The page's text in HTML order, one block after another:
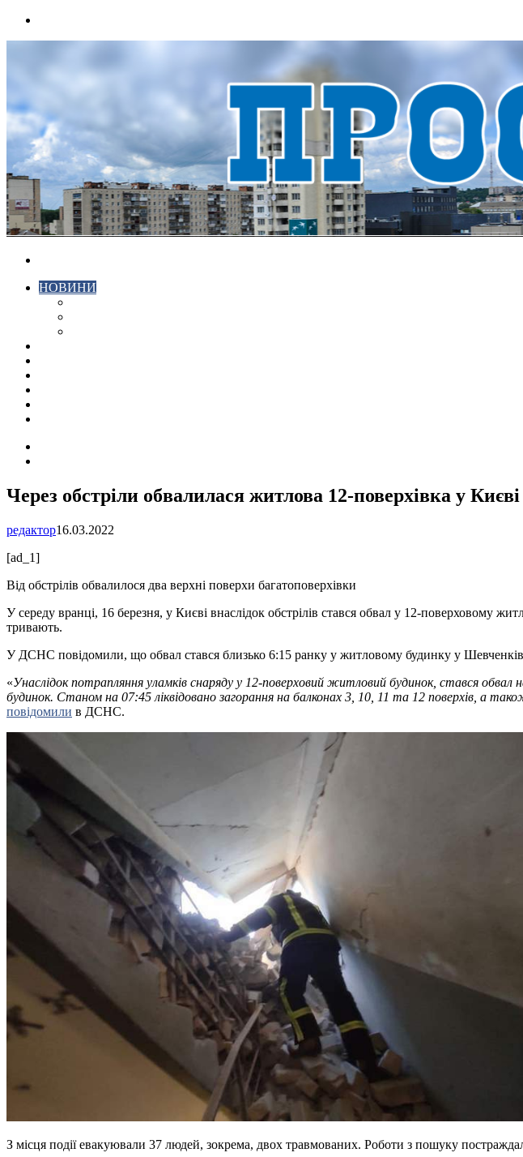
НОВИНИ
Через обстріли обвалилася житлова 12-поверхівка у Києві
редактор16.03.2022
[ad_1]
Від обстрілів обвалилося два верхні поверхи багатоповерхівки
У середу вранці, 16 березня, у Києві внаслідок обстрілів стався обвал у 12-поверховому
тривають.
У ДСНС повідомили, що обвал стався близько 6:15 ранку у житловому будинку у
«Унаслідок потрапляння уламків снаряду у 12-поверховий житловий будинок, стався
будинок. Станом на 07:45 ліквідовано загорання на балконах 3, 10, 11 та 12 поверхів, а
повідомили в ДСНС.
З місця події евакуювали 37 людей, зокрема, двох травмованих. Роботи з пошуку